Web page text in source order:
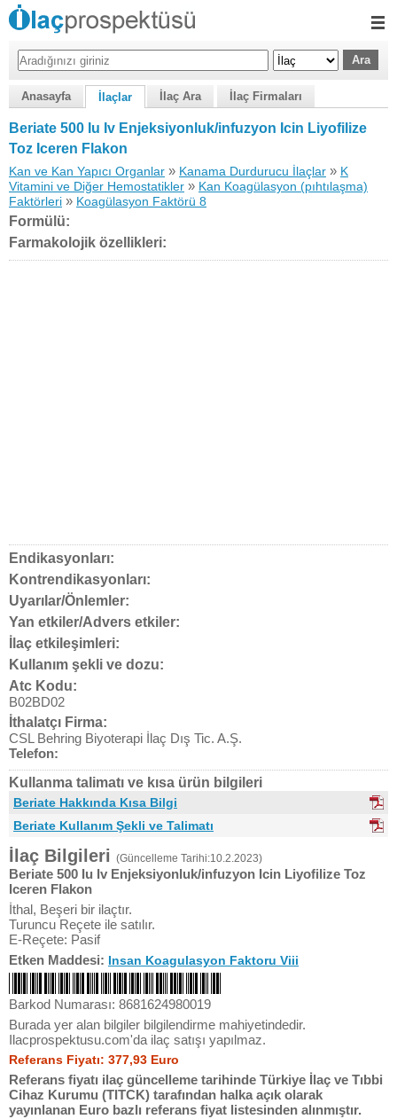
Anasayfa İlaçlar İlaç Ara İlaç Firmaları
Beriate 500 Iu Iv Enjeksiyonluk/infuzyon Icin Liyofilize
Toz Iceren Flakon
Kan ve Kan Yapıcı Organlar » Kanama Durdurucu İlaçlar » K
Vitamini ve Diğer Hemostatikler » Kan Koagülasyon (pıhtılaşma)
Faktörleri » Koagülasyon Faktörü 8
Formülü:
Farmakolojik özellikleri:
Endikasyonları:
Kontrendikasyonları:
Uyarılar/Önlemler:
Yan etkiler/Advers etkiler:
İlaç etkileşimleri:
Kullanım şekli ve dozu:
Atc Kodu:
B02BD02
İthalatçı Firma:
CSL Behring Biyoterapi İlaç Dış Tic. A.Ş.
Telefon:
Kullanma talimatı ve kısa ürün bilgileri
Beriate Hakkında Kısa Bilgi
Beriate Kullanım Şekli ve Talimatı
İlaç Bilgileri (Güncelleme Tarihi:10.2.2023)
Beriate 500 Iu Iv Enjeksiyonluk/infuzyon Icin Liyofilize Toz
Iceren Flakon
İthal, Beşeri bir ilaçtır.
Turuncu Reçete ile satılır.
E-Reçete: Pasif
Etken Maddesi: Insan Koagulasyon Faktoru Viii
Barkod Numarası: 8681624980019
Burada yer alan bilgiler bilgilendirme mahiyetindedir.
Ilacprospektusu.com'da ilaç satışı yapılmaz.
Referans Fiyatı: 377,93 Euro
Referans fiyatı ilaç güncelleme tarihinde Türkiye İlaç ve Tıbbi
Cihaz Kurumu (TITCK) tarafından halka açık olarak
yayınlanan Euro bazlı referans fiyat listesinden alınmıştır.